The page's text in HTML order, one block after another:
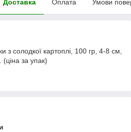
Доставка Оплата Умови
з солодкої картоплі, 100 гр, 4-8 см,
за упак)